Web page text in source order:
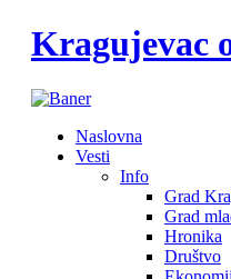
Kragujevac
Naslovna
Vesti
Info
Grad
Grad
Hronika
Društvo